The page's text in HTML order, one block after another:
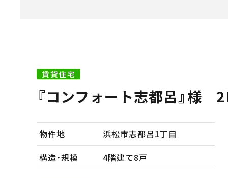
賃貸住宅
『コンフォート志都呂』様
物件地
浜松市志都呂1丁目
構造・規模
4階建て8戸